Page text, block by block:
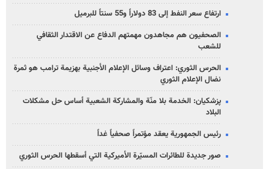
ارتفاع سعر النفط إلى 83 دولاراً و55 سنتاً للبرميل
الصحفيون هم مجاهدون مهمتهم الدفاع عن الاقتدار الثقافي
للشعب
الحرس الثوري: اعتراف وسائل الإعلام الأجنبية بهزيمة ترامب هو ثمرة
نضال الإعلام الثوري
پزشکیان: الخدمة بلا منّة والمشاركة الشعبية أساس حل مشكلات
البلاد
رئيس الجمهورية يعقد مؤتمراً صحفياً غداً
صور جديدة للطائرات المسيّرة الأميركية التي أسقطها الحرس الثوري